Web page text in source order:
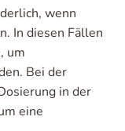
wenn
In diesen Fällen
um
Bei der
in der
eine